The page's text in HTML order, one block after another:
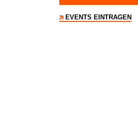
EVENTS EINTRAGEN